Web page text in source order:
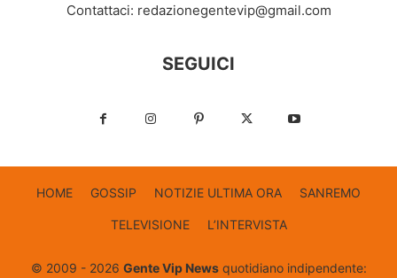
Contattaci: redazionegentevip@gmail.com
SEGUICI
HOME GOSSIP NOTIZIE ULTIMA ORA SANREMO
TELEVISIONE L’INTERVISTA
© 2009 - 2026 Gente Vip Newsquotidiano indipendente: